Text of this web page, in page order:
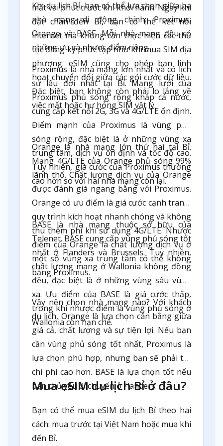
mất vài phút trước khi khởi hành. Ngay khi
đặt chân đến Bỉ, bạn có thể kết nối
internet mà không cần thực hiện các thủ
tục đăng ký phức tạp như khi mua SIM địa
phương. eSIM cũng cho phép bạn linh
hoạt chuyển đổi giữa các gói cước dữ liệu.
Đặc biệt, bạn không còn phải lo lắng về
việc mất hoặc hư hỏng SIM vật lý.
Khi du lịch Bỉ, bạn có thể lựa chọn giữa ba
nhà mạng di động chính: Proximus,
Orange và BASE. Mỗi nhà mạng đều có
những ưu và nhược điểm riêng.
Proximus là nhà mạng lớn nhất và có lịch
sử lâu đời nhất tại Bỉ. Mạng lưới của
Proximus phủ sóng rộng khắp cả nước,
cung cấp kết nối 2G, 3G và 4G/LTE ổn định.
Điểm mạnh của Proximus là vùng phủ
sóng rộng, đặc biệt là ở những vùng xa
trung tâm, dịch vụ ổn định và tốc độ cao.
Tuy nhiên, giá cước của Proximus thường
cao hơn so với hai nhà mạng còn lại.
Orange là nhà mạng lớn thứ hai tại Bỉ.
Mạng 4G/LTE của Orange phủ sóng 99%
lãnh thổ. Chất lượng dịch vụ của Orange
được đánh giá ngang bằng với Proximus.
Orange có ưu điểm là giá cước cạnh tranh,
quy trình kích hoạt nhanh chóng và không
thu thêm phí khi sử dụng 4G/LTE. Nhược
điểm của Orange là chất lượng dịch vụ ở
một số vùng xa trung tâm có thể không
bằng Proximus.
BASE là nhà mạng thuộc sở hữu của
Telenet. BASE cung cấp vùng phủ sóng tốt
nhất ở Flanders và Brussels. Tuy nhiên,
chất lượng mạng ở Wallonia không đồng
đều, đặc biệt là ở những vùng sâu vùng
xa. Ưu điểm của BASE là giá cước thấp,
trong khi nhược điểm là vùng phủ sóng ở
Wallonia còn hạn chế.
Vậy nên chọn nhà mạng nào? Với khách
du lịch, Orange là lựa chọn cân bằng giữa
giá cả, chất lượng và sự tiện lợi. Nếu bạn
cần vùng phủ sóng tốt nhất, Proximus là
lựa chọn phù hợp, nhưng bạn sẽ phải trả
chi phí cao hơn. BASE là lựa chọn tốt nếu
bạn chủ yếu di chuyển ở Flanders.
Mua eSIM du lịch Bỉ ở đâu?
Bạn có thể mua eSIM du lịch Bỉ theo hai
cách: mua trước tại Việt Nam hoặc mua khi
đến Bỉ.